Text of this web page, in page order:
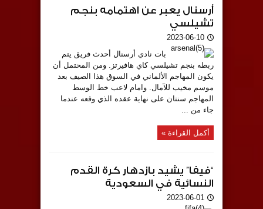
أرسنال يعبر عن اهتمامه بنجم
تشيلسي
2023-06-10
بات نادي أرسنال أحدث فريق يتم
ربطه بنجم تشيلسي كاي هافيرتز. ومن المحتمل أن
يكون المهاجم الألماني في السوق هذا الصيف بعد
موسم مخيب للآمال. وامام لاعب خط الوسط
المهاجم سنتان على نهاية عقده الذي وقعه عندما
جاء من ...
أكمل القراءة »
“فيفا” يشيد بازدهار كرة القدم
النسائية في السعودية
2023-06-01